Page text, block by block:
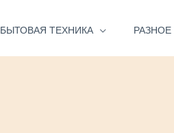
БЫТОВАЯ ТЕХНИКА РАЗНОЕ